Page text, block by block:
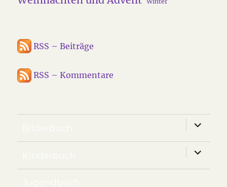
RSS – Beiträge
RSS – Kommentare